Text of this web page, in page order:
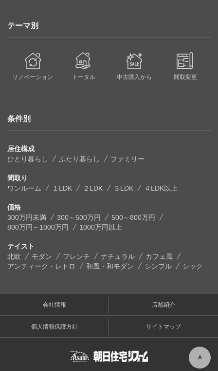
テーマ別
リノベーション トータル 中古購入から 間取変更
条件別
居住構成
ひとり暮らし
ふたり暮らし ファミリー
間取り
ワンルーム
１LDK ２LDK ３LDK ４LDK以上
価格
300万円未満
300～500万円
500～800万円
800万円～1000万円
1000万円以上
テイスト
北欧
モダン フレンチ ナチュラル
カフェ風
アンティーク・レトロ
和風・和モダン シンプル シック
会社情報 店舗紹介
個人情報保護方針 サイトマップ